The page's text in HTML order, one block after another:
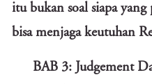
itu bukan soal siapa yang
bisa menjaga keutuhan
BAB 3: Judgement